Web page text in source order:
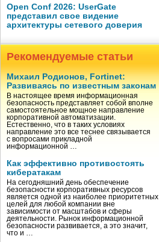
Open Conf 2026: UserGate
представил свое видение
архитектуры сетевого доверия
Рекомендуемые статьи
Михаил Родионов, Fortinet:
Развиваясь по известным законам
В настоящее время информационная
безопасность представляет собой вполне
самостоятельное мощное направление
корпоративной автоматизации.
Естественно, что в таких условиях
направление это все теснее связывается
с вопросами прикладной
информационной …
Как эффективно противостоять
кибератакам
На сегодняшний день обеспечение
безопасности корпоративных ресурсов
является одной из наиболее приоритетных
целей для любой компании вне
зависимости от масштабов и сферы
деятельности. Рынок информационной
безопасности развивается, а это значит,
что и …